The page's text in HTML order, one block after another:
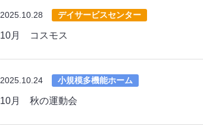
2025.10.28 デイサービスセンター
10月 コスモス
2025.10.24 小規模多機能ホーム
10月 秋の運動会